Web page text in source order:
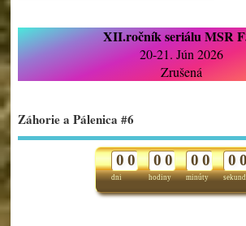
XII.ročník seriálu MSR
20-21. Jún 2026
Zrušená
Záhorie a Pálenica #6
dni
0 0
hodiny
0 0
minúty
0 0 0 0